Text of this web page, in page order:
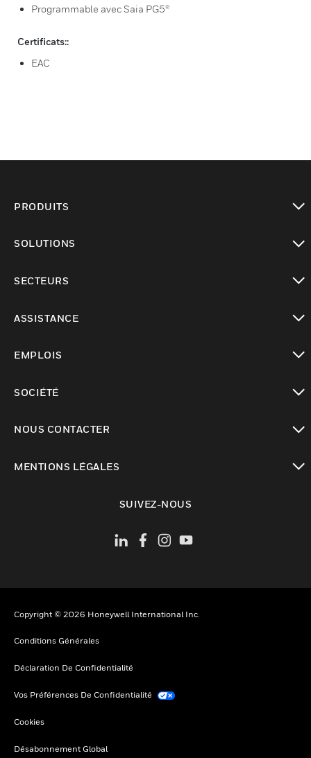
Programmable avec Saia PG5®
Certificats::
EAC
PRODUITS
SOLUTIONS
SECTEURS
ASSISTANCE
EMPLOIS
SOCIÉTÉ
NOUS CONTACTER
MENTIONS LÉGALES
SUIVEZ-NOUS
Copyright © 2026 Honeywell International Inc.
Conditions Générales
Déclaration De Confidentialité
Vos Préférences De Confidentialité
Cookies
Désabonnement Global